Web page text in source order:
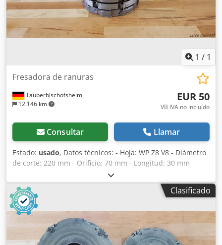
1 / 1
Tauberbischofsheim
12.146 km
Fresadora de ranuras
EUR 50
VB IVA no incluído
Consultar Llamar
Estado: usado, Datos técnicos: - Hoja: WP Z8 V8 - Diámetro
de corte: 220 mm - Orificio: 70 mm - Longitud: 30 mm
Dcsdpszrykdofx Ah Uek - Material: Acero - Disponibilidad: 5
Clasificado